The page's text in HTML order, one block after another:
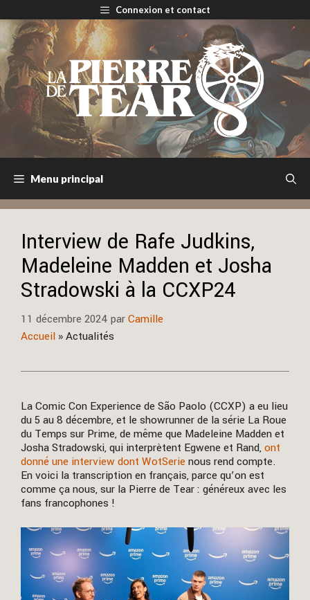
au
contenu
Connexion et contact
Menu principal
Interview de Rafe Judkins,
Madeleine Madden et Josha
Stradowski à la CCXP24
11 décembre 2024 parCamille
Accueil »Actualités
La Comic Con Experience de São Paolo (CCXP) a eu lieu
du 5 au 8 décembre, et le showrunner de la série La Roue
du Temps sur Prime, de même que Madeleine Madden et
Josha Stradowski, qui interprètent Egwene et Rand,ont
donné une interview dont WotSerienous rend compte.
En voici la transcription en français, parce qu’on est
comme ça nous, sur la Pierre de Tear : généreux avec les
fans francophones !